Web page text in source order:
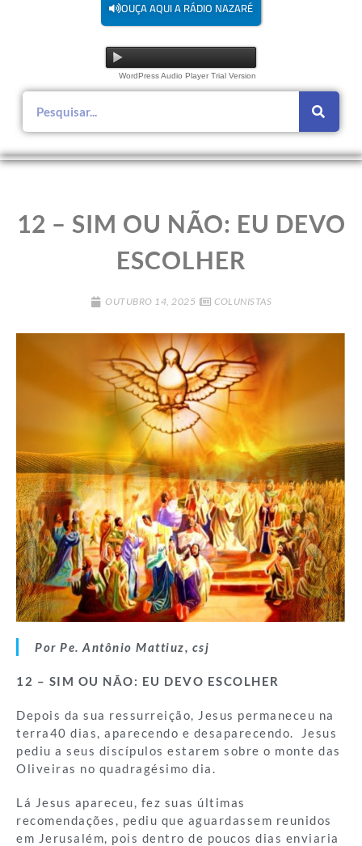
OUÇA AQUI A RÁDIO NAZARÉ
WordPress Audio Player Trial Version
12 – SIM OU NÃO: EU DEVO
ESCOLHER
OUTUBRO 14, 2025 COLUNISTAS
Por Pe. Antônio Mattiuz, csj
12 – SIM OU NÃO: EU DEVO ESCOLHER
Depois da sua ressurreição, Jesus permaneceu na
terra40 dias, aparecendo e desaparecendo. Jesus
pediu a seus discípulos estarem sobre o monte das
Oliveiras no quadragésimo dia.
Lá Jesus apareceu, fez suas últimas
recomendações, pediu que aguardassem reunidos
em Jerusalém, pois dentro de poucos dias enviaria